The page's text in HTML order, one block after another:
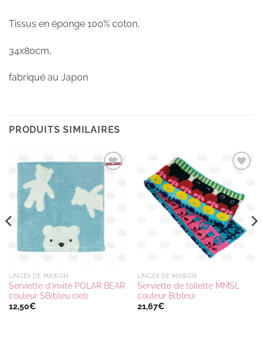
Tissus en éponge 100% coton,
34x80cm,
fabriqué au Japon
PRODUITS SIMILAIRES
Ajouter
à la
wishlist
LINGES DE MAISON
Serviette d’invité POLAR BEAR
couleur SB(bleu ciel)
12,50€
wishlist
LINGES DE MAISON
Serviette de toilette MMSL
couleur B(bleu)
21,67€